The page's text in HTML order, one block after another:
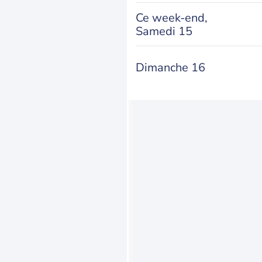
Ce week-end,
Samedi 15
Dimanche 16